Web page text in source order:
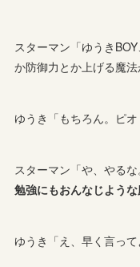
スターマン「ゆうき
か防御力とか上げる魔法
ゆうき「もちろん。ピ
スターマン「や、やる
勉強にもおんなじよう
ゆうき「え、早く言って